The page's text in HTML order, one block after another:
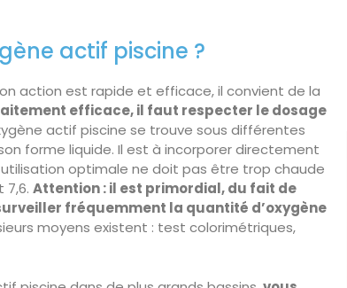
actif piscine ?
action est rapide et efficace, il convient de la
efficace, il faut respecter le dosage
actif piscine se trouve sous différentes
forme liquide. Il est à incorporer directement
utilisation optimale ne doit pas être trop chaude
7,6. Attention : il est primordial, du fait de
fréquemment la quantité d’oxygène
moyens existent : test colorimétriques,